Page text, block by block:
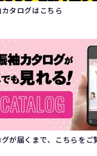
タログはこちら
が届くまで、こちらをご